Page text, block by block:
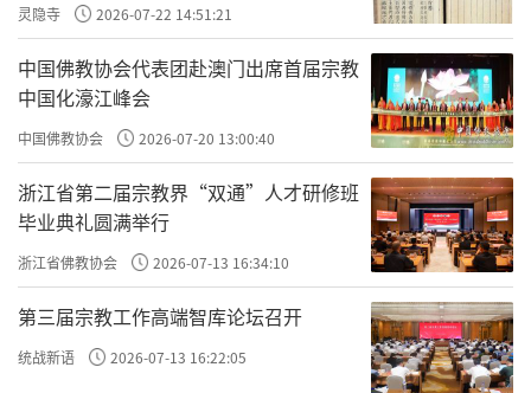
幕僚道：“大人何不把金陵城的文人都请到
栖霞寺比字，谁写得好，就用谁的，再赏他些
银两不就行了？”
知府乐不可支，连声说：“太好了，就这么
办！”
次日，栖霞寺前门庭若市，人头攒动，闻
讯赶来的文人墨客，乡党官吏们川流不息；骑
马的、坐轿的一个个附庸风雅，把寺里管招待
的和尚忙得不亦乐乎。看看人已到齐，知府命
灵隐寺 2026-07-22 14:51:21
中国佛教协会代表团赴澳门出席首届宗教
中国化濠江峰会
中国佛教协会 2026-07-20 13:00:40
浙江省第二届宗教界“双通”人才研修班
毕业典礼圆满举行
浙江省佛教协会 2026-07-13 16:34:10
第三届宗教工作高端智库论坛召开
统战新语 2026-07-13 16:22:05